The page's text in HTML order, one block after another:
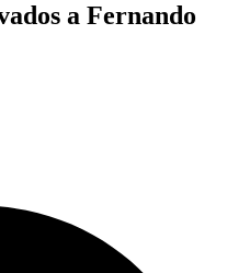
a Fernando